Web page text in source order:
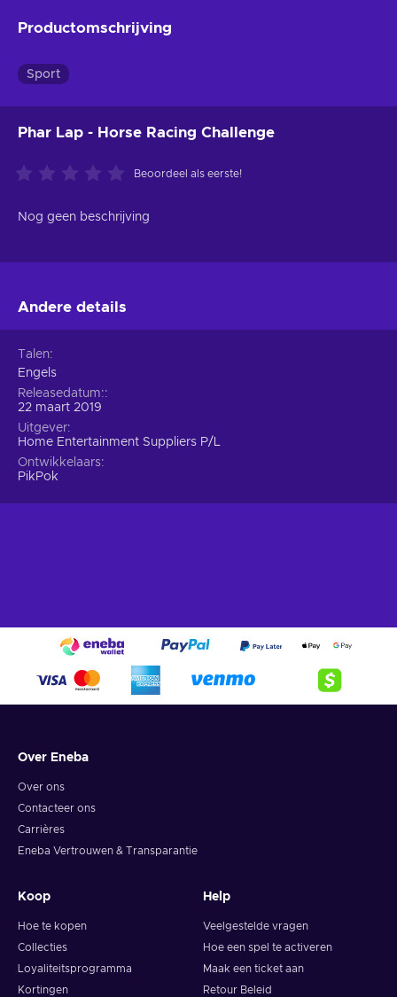
Productomschrijving
Sport
Phar Lap - Horse Racing Challenge
Beoordeel als eerste!
Nog geen beschrijving
Andere details
Talen
Engels
Releasedatum:
22 maart 2019
Uitgever
Home Entertainment Suppliers P/L
Ontwikkelaars
PikPok
Over Eneba
Over ons
Contacteer ons
Carrières
Eneba Vertrouwen & Transparantie
Koop
Hoe te kopen
Collecties
Loyaliteitsprogramma
Kortingen
Help
Veelgestelde vragen
Hoe een spel te activeren
Maak een ticket aan
Retour Beleid